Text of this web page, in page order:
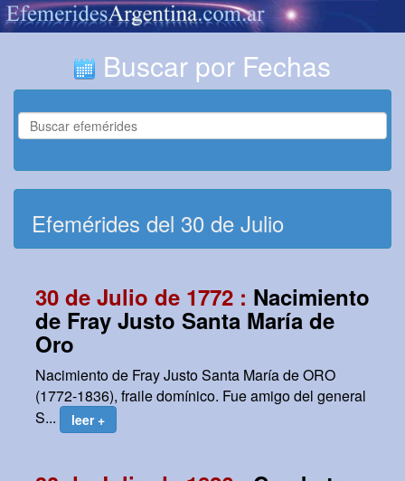
Buscar por Fechas
Efemérides del 30 de Julio
30 de Julio de 1772 : Nacimiento
de Fray Justo Santa María de
Oro
Nacimiento de Fray Justo Santa María de ORO
(1772-1836), fraile domínico. Fue amigo del general
S...
leer +